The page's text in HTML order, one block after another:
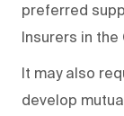
preferred
Insurers in the
It may also
develop